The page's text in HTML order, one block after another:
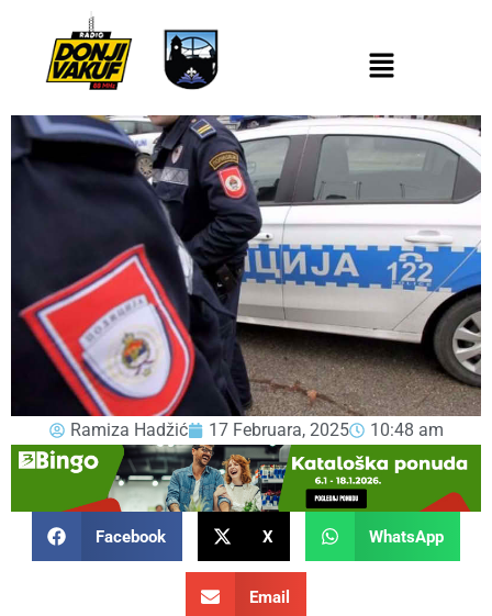
Ramiza Hadžić 17 Februara, 2025 10:48 am
Facebook X WhatsApp
Email